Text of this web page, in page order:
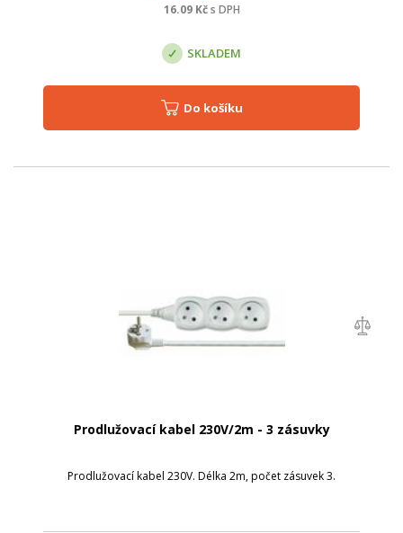
16.09Kč s DPH
SKLADEM
Do košíku
Prodlužovací kabel 230V/2m - 3 zásuvky
Prodlužovací kabel 230V. Délka 2m, počet zásuvek 3.